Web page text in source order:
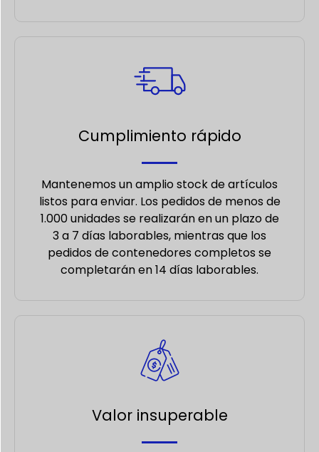
Cumplimiento rápido
Mantenemos un amplio stock de artículos
listos para enviar. Los pedidos de menos de
1.000 unidades se realizarán en un plazo de
3 a 7 días laborables, mientras que los
pedidos de contenedores completos se
completarán en 14 días laborables.
Valor insuperable